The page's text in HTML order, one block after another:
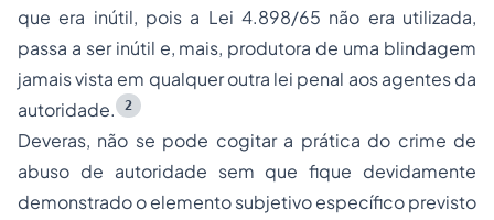
que era inútil, pois a Lei 4.898/65 não era utilizada,
passa a ser inútil e, mais, produtora de uma blindagem
jamais vista em qualquer outra lei penal aos agentes da
autoridade.
2
Deveras, não se pode cogitar a prática do crime de
abuso de autoridade sem que fique devidamente
demonstrado o elemento subjetivo específico previsto